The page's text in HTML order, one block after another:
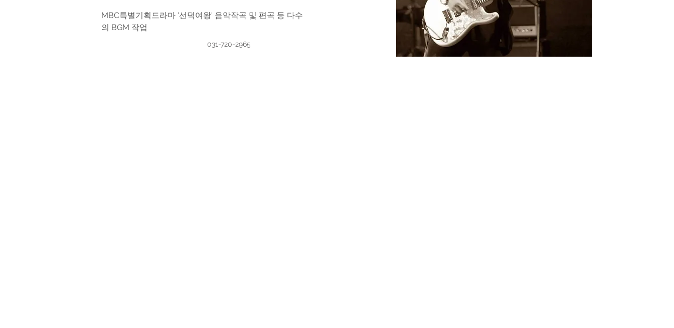
MBC특별기획드라마 '선덕여왕' 음악작곡 및 편곡 등 다수
의 BGM 작업
031-720-2965